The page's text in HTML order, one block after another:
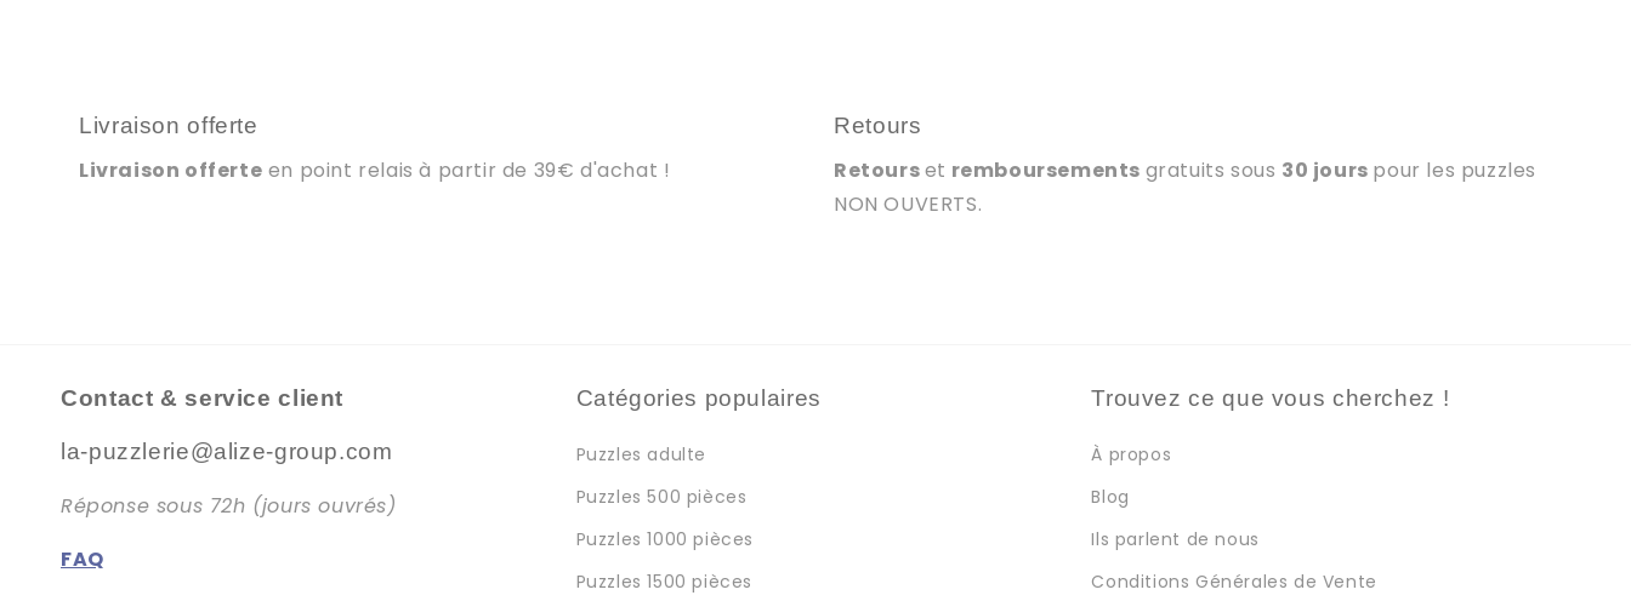
Livraison offerte
Livraison offerte en point relais à partir de 39€ d'achat !
Retours
Retourset remboursements gratuits sous 30 jours pour les puzzles
NON OUVERTS.
Contact & service client
la-puzzlerie@alize-group.com
Réponse sous 72h (jours ouvrés)
FAQ
Catégories populaires
Puzzles adulte
Puzzles 500 pièces
Puzzles 1000 pièces
Puzzles 1500 pièces
Trouvez ce que vous cherchez !
À propos
Blog
Ils parlent de nous
Conditions Générales de Vente